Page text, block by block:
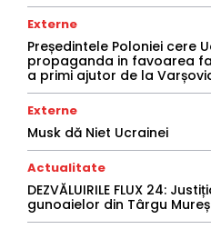
Externe
Președintele Poloniei cere
propaganda in favoarea
a primi ajutor de la
Externe
Musk dă Niet Ucrainei
Actualitate
DEZVĂLUIRILE FLUX 24:
gunoaielor din Târgu Mureș